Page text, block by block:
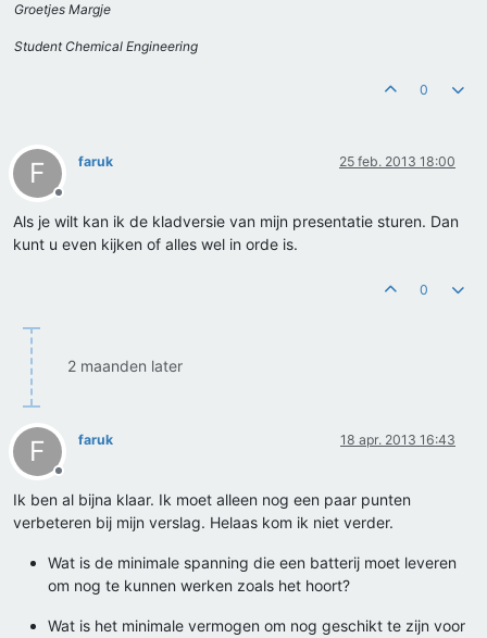
Groetjes Margje
Student Chemical Engineering
0
F
Offline
faruk 25 feb. 2013 18:00
Als je wilt kan ik de kladversie van mijn presentatie sturen. Dan
kunt u even kijken of alles wel in orde is.
0
2 maanden later
F
Offline
faruk 18 apr. 2013 16:43
Ik ben al bijna klaar. Ik moet alleen nog een paar punten
verbeteren bij mijn verslag. Helaas kom ik niet verder.
Wat is de minimale spanning die een batterij moet leveren
om nog te kunnen werken zoals het hoort?
Wat is het minimale vermogen om nog geschikt te zijn voor